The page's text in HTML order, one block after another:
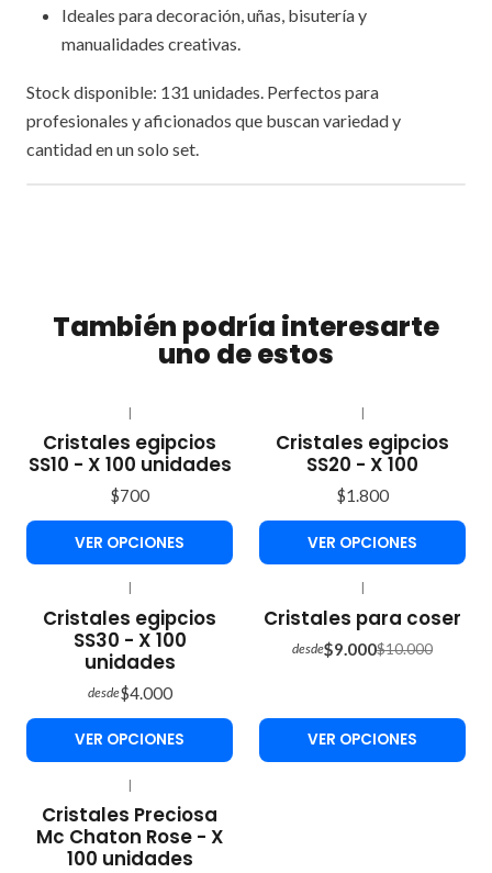
Ideales para decoración, uñas, bisutería y
manualidades creativas.
Stock disponible: 131 unidades. Perfectos para
profesionales y aficionados que buscan variedad y
cantidad en un solo set.
También podría interesarte
uno de estos
|
Cristales egipcios
SS10 - X 100 unidades
$700
VER OPCIONES
|
Cristales egipcios
SS20 - X 100
$1.800
VER OPCIONES
|
Cristales egipcios
SS30 - X 100
unidades
desde$4.000
VER OPCIONES
-10%
OFF
|
Cristales para coser
desde$9.000$10.000
VER OPCIONES
|
Cristales Preciosa
Mc Chaton Rose - X
100 unidades